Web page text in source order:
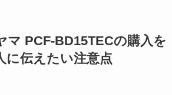
マ PCF-BD15TECの購入を
に伝えたい注意点